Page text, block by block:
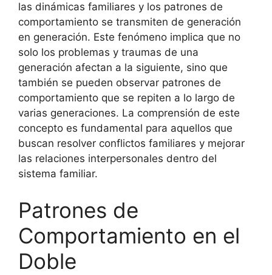
las dinámicas familiares y los patrones de
comportamiento se transmiten de generación
en generación. Este fenómeno implica que no
solo los problemas y traumas de una
generación afectan a la siguiente, sino que
también se pueden observar patrones de
comportamiento que se repiten a lo largo de
varias generaciones. La comprensión de este
concepto es fundamental para aquellos que
buscan resolver conflictos familiares y mejorar
las relaciones interpersonales dentro del
sistema familiar.
Patrones de
Comportamiento en el
Doble